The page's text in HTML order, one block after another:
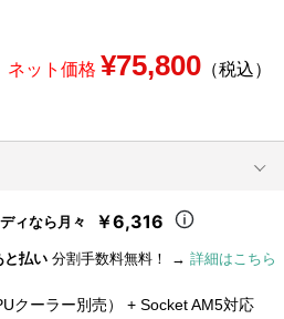
ネット価格 ¥75,800（税込）
ィなら月々 ￥6,316
と払い 分割手数料無料！ → 詳細はこちら
クーラー別売） + Socket AM5対応